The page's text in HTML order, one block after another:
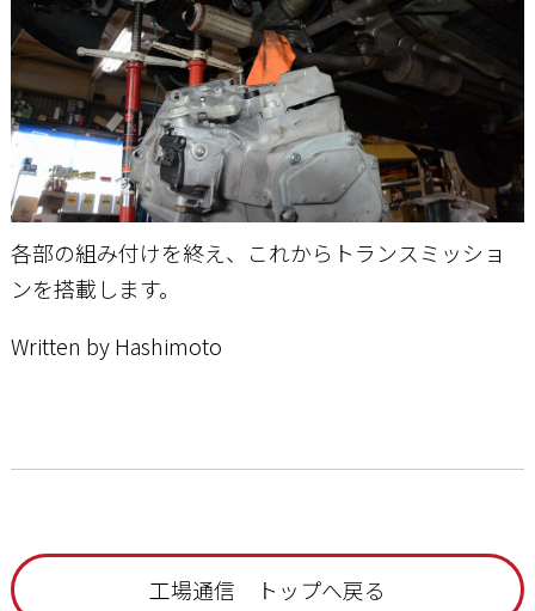
各部の組み付けを終え、これからトランスミッショ
ンを搭載します。
Written by Hashimoto
工場通信 トップへ戻る